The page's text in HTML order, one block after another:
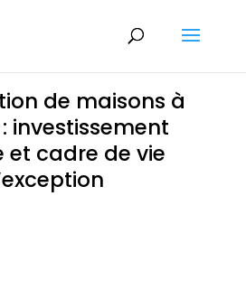
de maisons à
investissement
et cadre de vie